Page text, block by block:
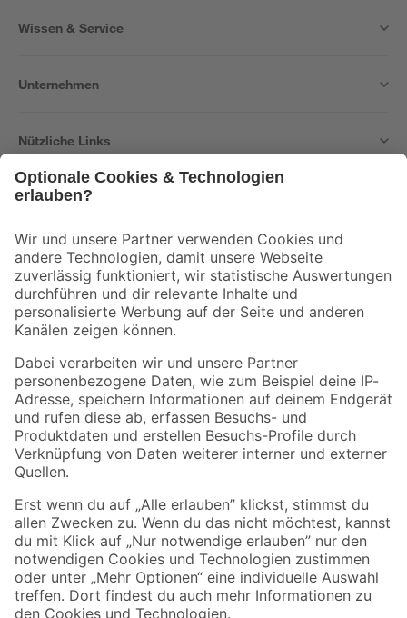
Wissen & Service
Unternehmen
Nützliche Links
Der toom Newsletter: Keine Angebote und Aktionen mehr verpassen!
Zur Newsletter Anmeldung
Folge uns
Zahlungsarten Versandarten
Sicher einkaufen
Jetzt die toom-App herunterladen